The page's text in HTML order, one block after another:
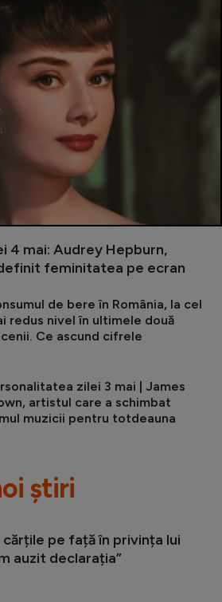
4 mai: Audrey Hepburn,
feminitatea pe ecran
de bere în România, la cel
redus nivel în ultimele două
Ce ascund cifrele
zilei 3 mai | James
artistul care a schimbat
muzicii pentru totdeauna
știri
cărțile pe față în privința lui
auzit declarația”